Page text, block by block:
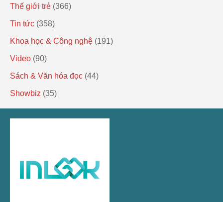
Thế giới trẻ (366)
Tin tức (358)
Khoa học & Công nghệ (191)
Video (90)
Sách & Văn hóa đọc (44)
Showbiz (35)